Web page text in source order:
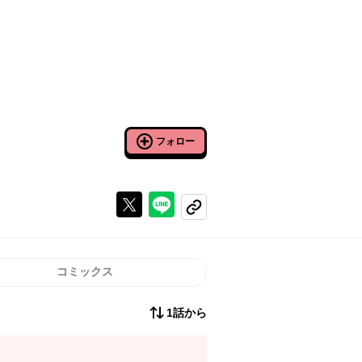
フォロー
Xで投稿するラインでシェアする
コピーする
コミックス
1話から